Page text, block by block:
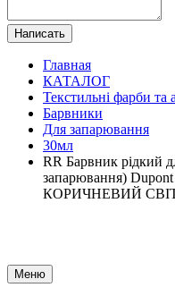
Написать
Главная
КАТАЛОГ
Текстильні фарби та
Барвники
Для запарювання
30мл
RR Барвник рідкий
запарювання)
КОРИЧНЕВИЙ
Меню